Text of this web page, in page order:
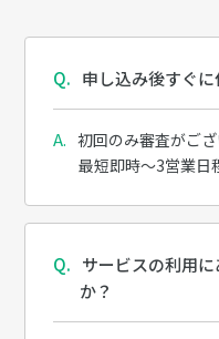
申し込み後すぐ
初回のみ審査がござ
最短即時～3営業日
サービスの利用
か？